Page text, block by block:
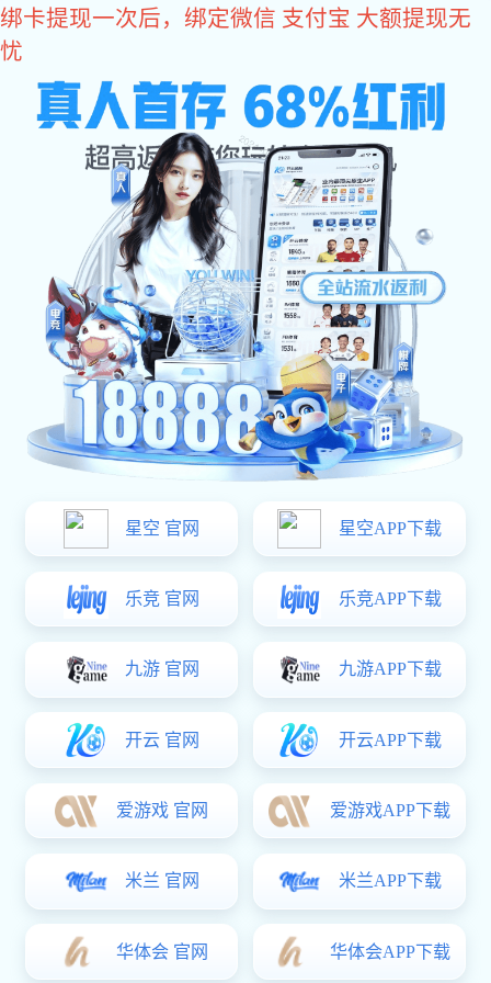
星空电子
配件系列
门窗密封胶条 星空电子:铝合金门窗五金
SX-2 星空电子: SX-1
星空电子: SF2A SF-1C
星空电子: PP09 SBT72
MX07
© 2021 星空·(中国)电子官方网站 . 版权所有.